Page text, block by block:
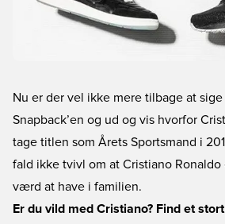
Nu er der vel ikke mere tilbage at
Snapback’en og ud og vis hvorfor
tage titlen som Årets Sportsmand i
fald ikke tvivl om at Cristiano Ronaldo
værd at have i familien.
Er du vild med Cristiano? Find et